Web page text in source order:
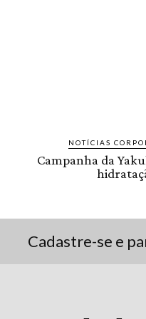
NOTÍCIAS
Campanha da
Cadastre-se e